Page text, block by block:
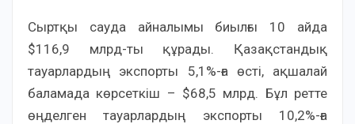
Сыртқы сауда айналымы биылғы 10 айда
$116,9 млрд-ты құрады. Қазақстандық
тауарлардың экспорты 5,1%-ға өсті, ақшалай
баламада көрсеткіш – $68,5 млрд. Бұл ретте
өңделген тауарлардың экспорты 10,2%-ға